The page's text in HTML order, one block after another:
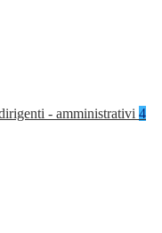
- amministrativi 4